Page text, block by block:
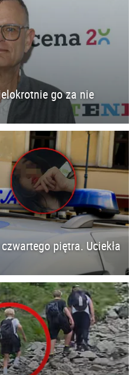
go za nie
piętra. Uciekła